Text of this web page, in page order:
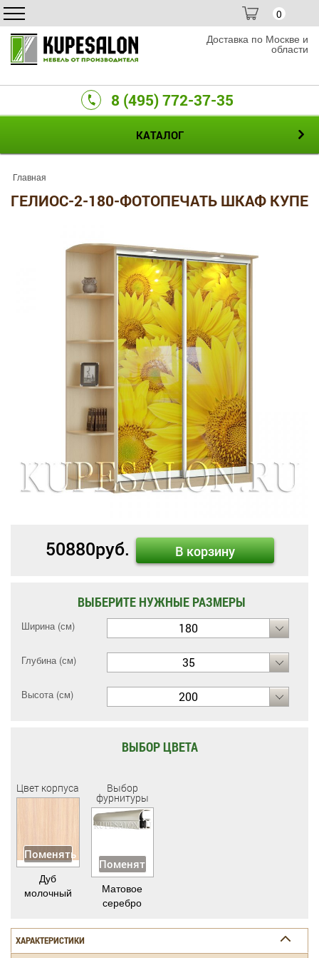
0
Доставка по Москве и
области
8 (495) 772-37-35
КАТАЛОГ
Главная
ГЕЛИОС-2-180-ФОТОПЕЧАТЬ ШКАФ КУПЕ
50880руб. В корзину
ВЫБЕРИТЕ НУЖНЫЕ РАЗМЕРЫ
Ширина (см) 180
Глубина (см) 35
Высота (см) 200
ВЫБОР ЦВЕТА
Цвет корпуса
Поменять
Дуб
молочный
Выбор
фурнитуры
Поменять
Матовое
серебро
ХАРАКТЕРИСТИКИ